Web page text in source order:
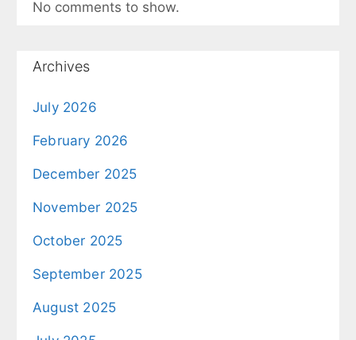
No comments to show.
Archives
July 2026
February 2026
December 2025
November 2025
October 2025
September 2025
August 2025